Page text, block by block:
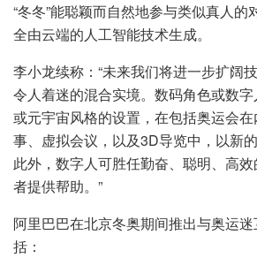
“冬冬”能聪颖而自然地参与类似真人的
全由云端的人工智能技术生成。
李小龙续称：“未来我们将进一步扩阔
令人着迷的混合实境。数码角色或数
或元宇宙风格的设置，在包括奥运会
事、虚拟会议，以及3D导览中，以新
此外，数字人可胜任勤奋、聪明、高
者提供帮助。”
阿里巴巴在北京冬奥期间推出与奥运
括：